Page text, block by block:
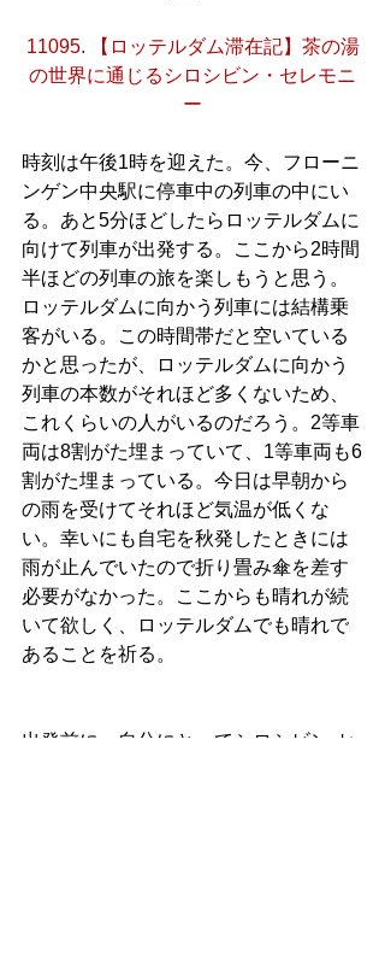
11095. 【ロッテルダム滞在記】茶の湯
の世界に通じるシロシビン・セレモニ
ー
時刻は午後1時を迎えた。今、フローニ
ンゲン中央駅に停車中の列車の中にい
る。あと5分ほどしたらロッテルダムに
向けて列車が出発する。ここから2時間
半ほどの列車の旅を楽しもうと思う。
ロッテルダムに向かう列車には結構乗
客がいる。この時間帯だと空いている
かと思ったが、ロッテルダムに向かう
列車の本数がそれほど多くないため、
これくらいの人がいるのだろう。2等車
両は8割がた埋まっていて、1等車両も6
割がた埋まっている。今日は早朝から
の雨を受けてそれほど気温が低くな
い。幸いにも自宅を秋発したときには
雨が止んでいたので折り畳み傘を差す
必要がなかった。ここからも晴れが続
いて欲しく、ロッテルダムでも晴れで
あることを祈る。
出発前に、自分にとってシロシビン·セ